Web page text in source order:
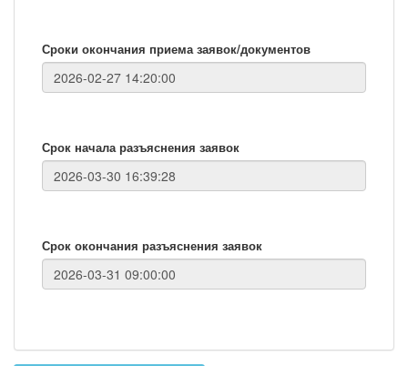
Сроки окончания приема заявок/документов
Срок начала разъяснения заявок
Срок окончания разъяснения заявок